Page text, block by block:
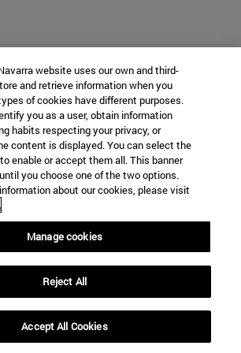
website uses our own and third-
and retrieve information when you
of cookies have different purposes.
you as a user, obtain information
habits respecting your privacy, or
content is displayed. You can select the
enable or accept them all. This banner
you choose one of the two options.
about our cookies, please visit
Manage cookies
Reject All
Accept All Cookies